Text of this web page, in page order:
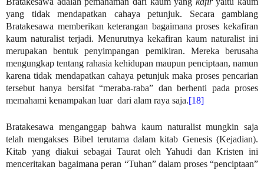
yang tidak mendapatkan cahaya petunjuk. Secara gamblang
Bratakesawa memberikan keterangan bagaimana proses kekafiran
kaum naturalist terjadi. Menurutnya kekafiran kaum naturalist ini
merupakan bentuk penyimpangan pemikiran. Mereka berusaha
mengungkap tentang rahasia kehidupan maupun penciptaan, namun
karena tidak mendapatkan cahaya petunjuk maka proses pencarian
tersebut hanya bersifat “meraba-raba” dan berhenti pada proses
memahami kenampakan luar dari alam raya saja.[18]
Bratakesawa menganggap bahwa kaum naturalist mungkin saja
telah mengakses Bibel terutama dalam kitab Genesis (Kejadian).
Kitab yang diakui sebagai Taurat oleh Yahudi dan Kristen ini
menceritakan bagaimana peran “Tuhan” dalam proses “penciptaan”